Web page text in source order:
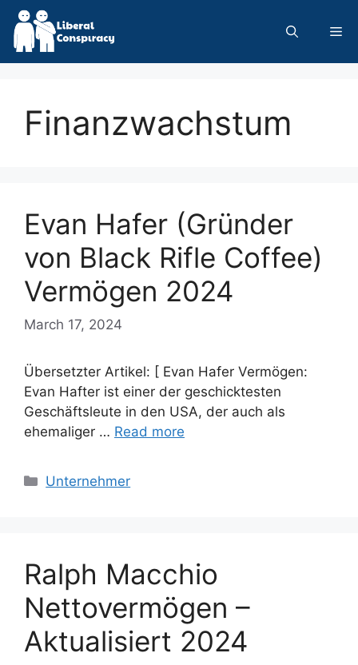
Skip
content
Finanzwachstum
Evan Hafer (Gründer
von Black Rifle Coffee)
Vermögen 2024
March 17, 2024
Übersetzter Artikel: [ Evan Hafer Vermögen:
Evan Hafter ist einer der geschicktesten
Geschäftsleute in den USA, der auch als
ehemaliger … Read more
Categories
Unternehmer
Ralph Macchio
Nettovermögen –
Aktualisiert 2024